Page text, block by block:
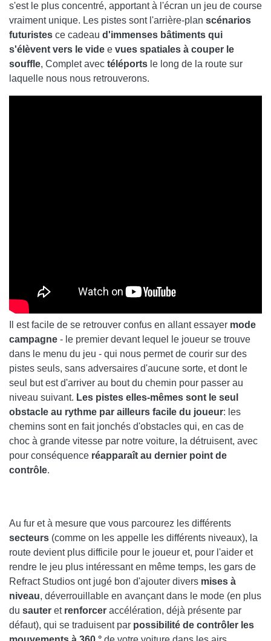
s'est le plus concentré, apportant à l'écran un jeu de course
vraiment unique. Les pistes sont l'arrière-plan scénarios
futuristes ce cadeau d'immenses bâtiments qui
s'élèvent vers le vide e vues spatiales à couper le
souffle, Complet avec téléports le long de la route sur
laquelle nous nous retrouverons.
Il est facile de se retrouver confus en allant essayer mode
campagne - le premier devant lequel le joueur se trouve
dans le menu du jeu - qui nous permet de courir sur des
pistes seuls, sans adversaires d'aucune sorte, et dont le
seul but est d'arriver au bout du chemin pour passer au
niveau suivant. Les pistes elles-mêmes sont le seul
obstacle au rythme par ailleurs facile du joueur: les
chemins sont en fait jonchés d'obstacles qui, en cas de
choc à grande vitesse par notre voiture, la détruisent, avec
pour conséquence réapparaît au dernier point de
contrôle.
Au fur et à mesure que vous parcourez les différents
secteurs (comme on les appelle les différents niveaux), la
route devient plus difficile pour le joueur et, pour l'aider et
rendre le jeu plus intéressant en même temps, les gars de
Refract Studios ont jugé bon d'ajouter divers mises à
niveau, déverrouillable en avançant dans le mode (en plus
du sauter etrenforcer accélération, déjà présente par
défaut), qui se traduisent par possibilité de contrôler les